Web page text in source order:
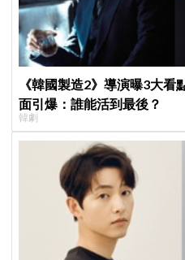
《韓國製造2》導演曝3大
面引爆：誰能活到最後？
韓劇